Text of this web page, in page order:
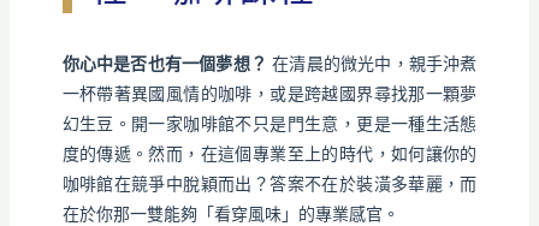
你心中是否也有一個夢想？ 在清晨的微光中，親手沖煮
一杯帶著異國風情的咖啡，或是跨越國界尋找那一顆夢
幻生豆。開一家咖啡館不只是門生意，更是一種生活態
度的傳遞。然而，在這個專業至上的時代，如何讓你的
咖啡館在競爭中脫穎而出？答案不在於裝潢多華麗，而
在於你那一雙能夠「看穿風味」的專業感官。